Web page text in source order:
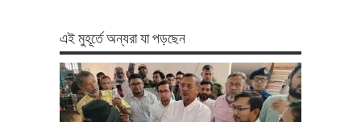
এই মুহূর্তে অন্যরা যা পড়ছেন